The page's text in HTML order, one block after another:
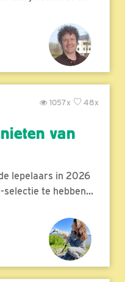
48x
1057x
van
lepelaars in 2026
te hebben...